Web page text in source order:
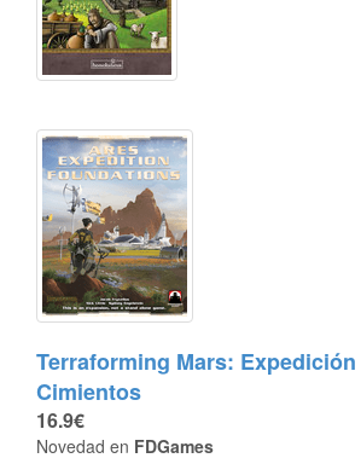
Terraforming Mars:
Cimientos
16.9€
Novedad en FDGames